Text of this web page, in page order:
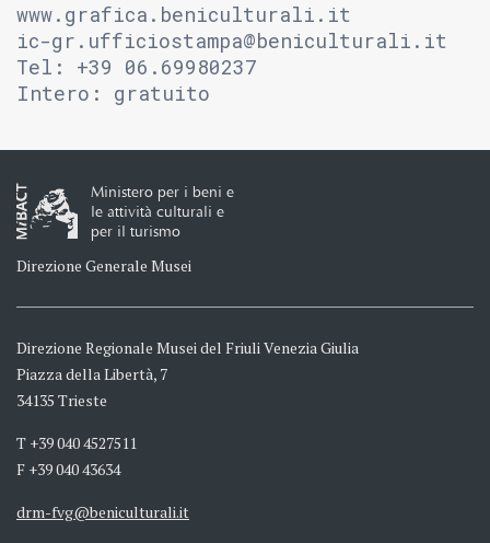
www.grafica.beniculturali.it
ic-gr.ufficiostampa@beniculturali.it
Tel: +39 06.69980237
Intero: gratuito
Ministero per i beni e
le attività culturali e
per il turismo
Direzione Generale Musei
Direzione Regionale Musei del Friuli Venezia Giulia
Piazza della Libertà, 7
34135 Trieste
T +39 040 4527511
F +39 040 43634
drm-fvg@beniculturali.it